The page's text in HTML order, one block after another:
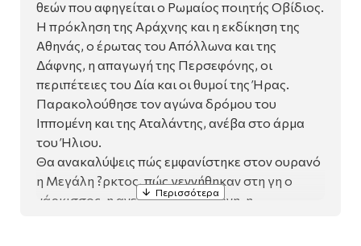
θεών που αφηγείται ο Ρωμαίος ποιητής Οβίδιος.
Η πρόκληση της Αράχνης και η εκδίκηση της
Αθηνάς, ο έρωτας του Απόλλωνα και της
Δάφνης, η απαγωγή της Περσεφόνης, οι
περιπέτειες του Δία και οι θυμοί της Ήρας.
Παρακολούθησε τον αγώνα δρόμου του
Ιππομένη και της Αταλάντης, ανέβα στο άρμα
του Ήλιου.
Θα ανακαλύψεις πώς εμφανίστηκε στον ουρανό
η Μεγάλη ?ρκτος, πώς γεννήθηκαν στη γη ο
νάρκισσος, η ανεμώνη και η δάφνη, η